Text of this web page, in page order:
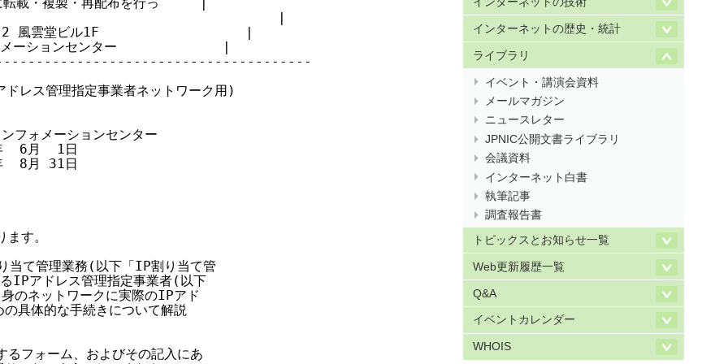
インターネットの歴史・統計
ライブラリ
イベント・講演会資料
メールマガジン
ニュースレター
JPNIC公開文書ライブラリ
会議資料
インターネット白書
執筆記事
調査報告書
トピックスとお知らせ一覧
Web更新履歴一覧
Q&A
イベントカレンダー
WHOIS